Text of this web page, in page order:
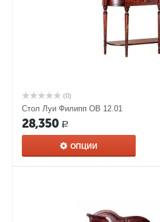
(0)
Стол Луи Филипп ОВ 12.01
28,350 Р
ОПЦИИ